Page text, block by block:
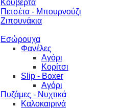
Κουβέρτα
Πετσέτα - Μπουρνούζι
Ζιπουνάκια
Εσώρουχα
Φανέλες
Αγόρι
Κορίτσι
Slip - Boxer
Αγόρι
Πυζάμες - Νυχτικά
Καλοκαιρινά